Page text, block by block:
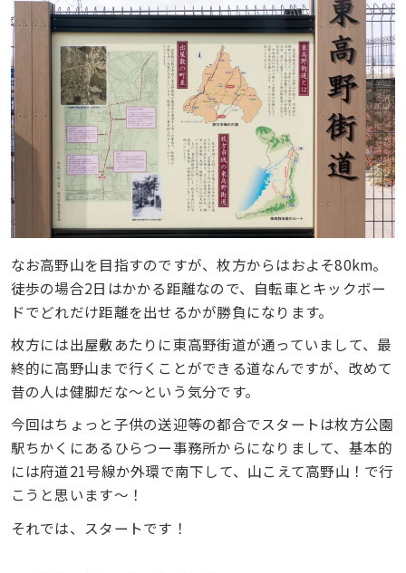
なお高野山を目指すのですが、枚方からはおよそ80km。
徒歩の場合2日はかかる距離なので、自転車とキックボー
ドでどれだけ距離を出せるかが勝負になります。
枚方には出屋敷あたりに東高野街道が通っていまして、最
終的に高野山まで行くことができる道なんですが、改めて
昔の人は健脚だな〜という気分です。
今回はちょっと子供の送迎等の都合でスタートは枚方公園
駅ちかくにあるひらつー事務所からになりまして、基本的
には府道21号線か外環で南下して、山こえて高野山！で行
こうと思います〜！
それでは、スタートです！